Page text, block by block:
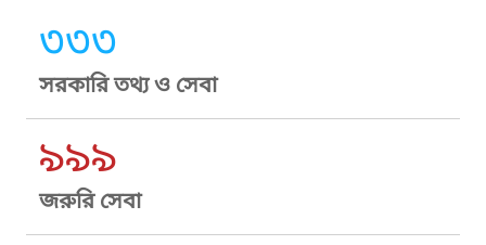
৩৩৩
সরকারি তথ্য ও সেবা
৯৯৯
জরুরি সেবা